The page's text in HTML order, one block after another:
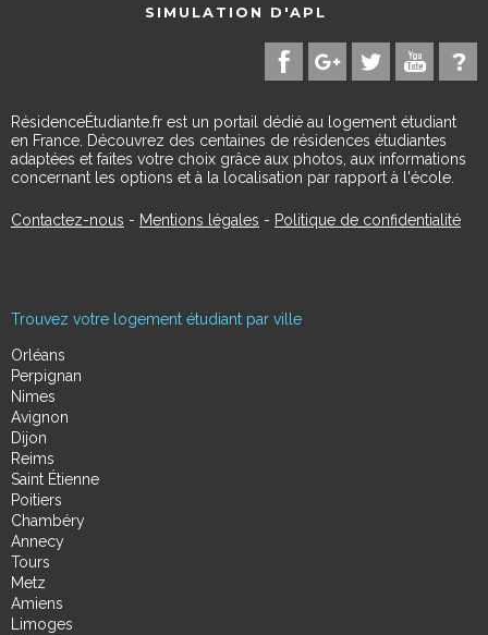
SIMULATION D'APL
RésidenceÉtudiante.fr est un portail dédié au logement étudiant
en France. Découvrez des centaines de résidences étudiantes
adaptées et faites votre choix grâce aux photos, aux informations
concernant les options et à la localisation par rapport à l'école.
Contactez-nous - Mentions légales - Politique de confidentialité
Trouvez votre logement étudiant par ville
Orléans
Perpignan
Nimes
Avignon
Dijon
Reims
Saint Étienne
Poitiers
Chambéry
Annecy
Tours
Metz
Amiens
Limoges